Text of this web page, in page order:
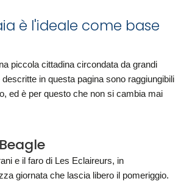
è l'ideale come base
piccola cittadina circondata da grandi
in questa pagina sono raggiungibili
ed è per questo che non si cambia mai
e il faro di Les Eclaireurs, in
giornata che lascia libero il pomeriggio.